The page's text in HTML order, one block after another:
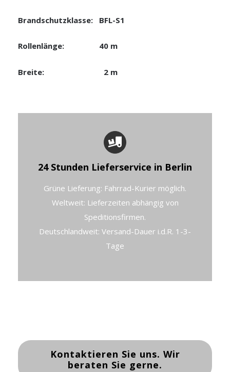
Brandschutzklasse: BFL-S1
Rollenlänge: 40 m
Breite: 2 m
24 Stunden Lieferservice in Berlin
Grüne Lieferung: Fahrrad-Kurier möglich.
Weltweit: Lieferzeiten abhängig von
Speditionsfirmen.
Deutschlandweit: Versand-Dauer i.d.R. 1-3-
Tage
Kontaktieren Sie uns. Wir
beraten Sie gerne.